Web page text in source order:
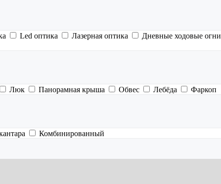
Led оптика Лазерная оптика Дневные ходовые огни
Люк Панорамная крыша Обвес Лебёда
Фаркоп
Комбинированный